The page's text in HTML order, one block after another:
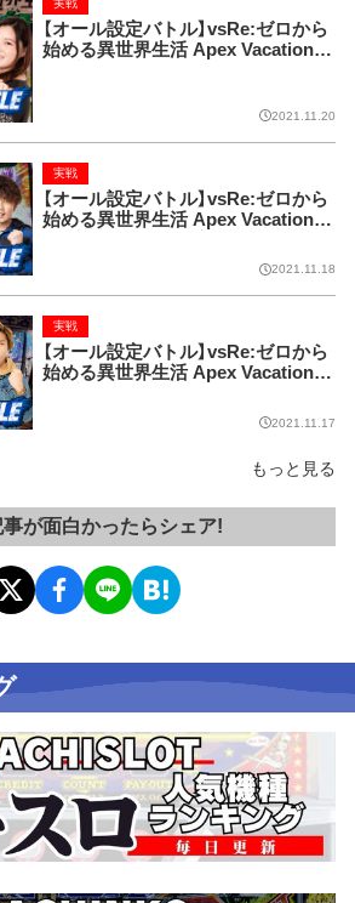
【オール設定バトル】vsRe:ゼロから
始める異世界生活 Apex Vacation
実戦
2021.11.20
【オール設定バトル】vsRe:ゼロから
始める異世界生活 Apex Vacation
実戦
2021.11.18
【オール設定バトル】vsRe:ゼロから
始める異世界生活 Apex Vacation
実戦
2021.11.17
もっと見る
事が面白かったらシェア!